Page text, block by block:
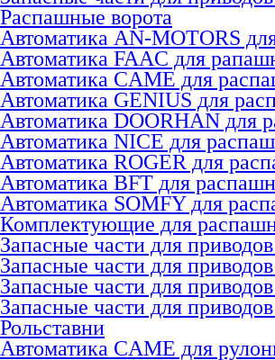
Распашные ворота
Автоматика AN-MOTORS
Автоматика FAAC для
Автоматика CAME для
Автоматика GENIUS для
Автоматика DOORHAN для
Автоматика NICE для
Автоматика ROGER для
Автоматика BFT для
Автоматика SOMFY для
Комплектующие для
Запасные части для
Запасные части для
Запасные части для
Запасные части для
Рольставни
Автоматика CAME для